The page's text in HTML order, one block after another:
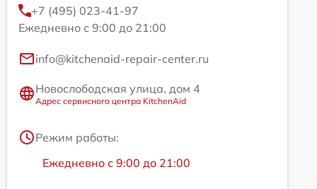
+7 (495) 023-41-97
Ежедневно с 9:00 до 21:00
info@kitchenaid-repair-center.ru
Новослободская улица, дом 4
Адрес сервисного центра KitchenAid
Режим работы:
Ежедневно с 9:00 до 21:00